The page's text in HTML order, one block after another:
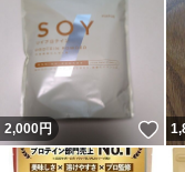
2,000円